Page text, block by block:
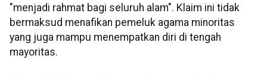
"menjadi rahmat bagi seluruh alam". Klaim ini tidak
bermaksud menafikan pemeluk agama minoritas
yang juga mampu menempatkan diri di tengah
mayoritas.